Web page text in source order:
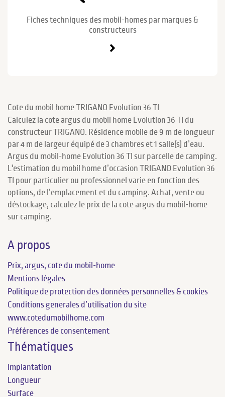
Fiches techniques des mobil-homes par marques &
constructeurs
Cote du mobil home TRIGANO Evolution 36 TI
Calculez la cote argus du mobil home Evolution 36 TI du
constructeur TRIGANO. Résidence mobile de 9 m de longueur
par 4 m de largeur équipé de 3 chambres et 1 salle(s) d’eau.
Argus du mobil-home Evolution 36 TI sur parcelle de camping.
L'estimation du mobil home d’occasion TRIGANO Evolution 36
TI pour particulier ou professionnel varie en fonction des
options, de l’emplacement et du camping. Achat, vente ou
déstockage, calculez le prix de la cote argus du mobil-home
sur camping.
A propos
Prix, argus, cote du mobil-home
Mentions légales
Politique de protection des données personnelles & cookies
Conditions generales d’utilisation du site
www.cotedumobilhome.com
Préférences de consentement
Thématiques
Implantation
Longueur
Surface